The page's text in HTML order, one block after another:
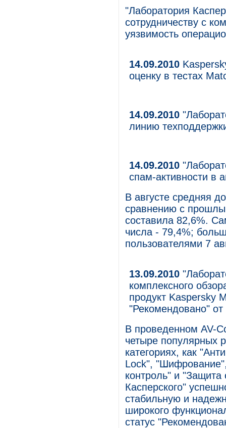
"Лаборатория
сотрудничеству с
уязвимость
14.09.2010
оценку в тестах
14.09.2010
линию
14.09.2010
спам-активности в
В августе средняя
сравнению с
составила 82,6%.
числа - 79,4%;
пользователями 7
13.09.2010
комплексного
продукт Kaspersky
"Рекомендовано" от
В проведенном AV-
четыре популярных
категориях, как
Lock",
контроль" и "Защита
Касперского"
стабильную и
широкого
статус